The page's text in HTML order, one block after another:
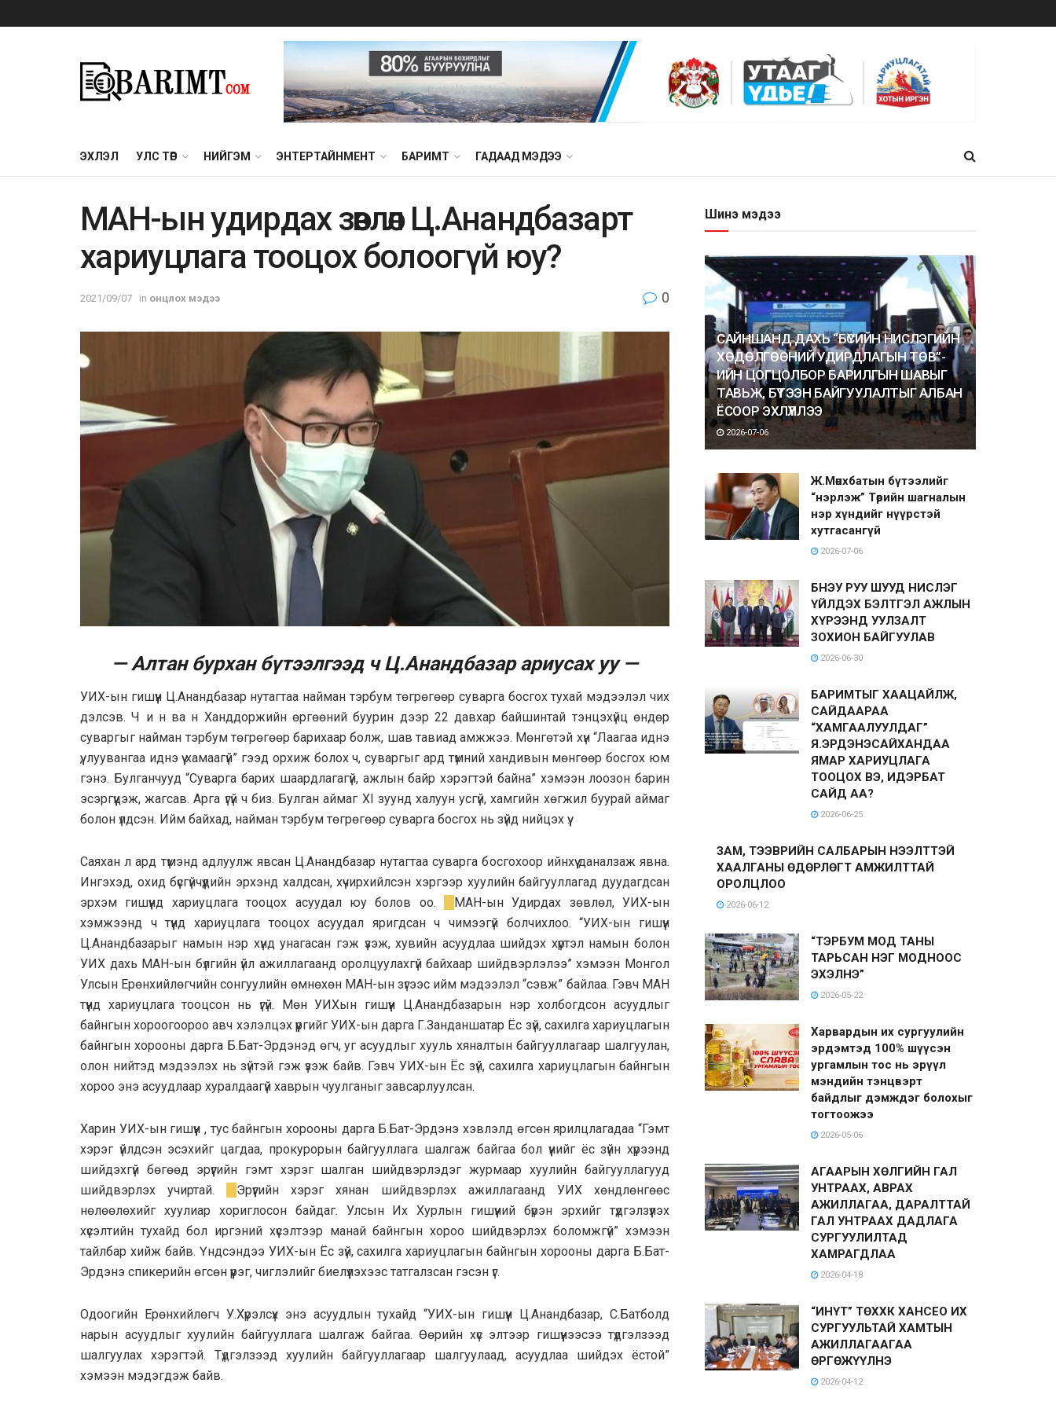
ЭХЛЭЛ УЛС ТӨР НИЙГЭМ ЭНТЕРТАЙНМЕНТ БАРИМТ ГАДААД МЭДЭЭ
МАН-ын удирдах зөвлөл Ц.Анандбазарт
хариуцлага тооцох болоогүй юу?
2021/09/07 in онцлох мэдээ 0
— Алтан бурхан бүтээлгээд ч Ц.Анандбазар ариусах уу —
УИХ-ын гишүүн Ц.Анандбазар нутагтаа найман тэрбум төгрөгөөр суварга босгох тухай мэдээлэл чих
дэлсэв. Ч и н ва н Ханддоржийн өргөөний буурин дээр 22 давхар байшинтай тэнцэхүйц өндөр
суваргыг найман тэрбум төгрөгөөр барихаар болж, шав тавиад амжжээ. Мөнгөтэй хүн “Лаагаа иднэ
үү, луувангаа иднэ үү хамаагүй” гээд орхиж болох ч, суваргыг ард түмний хандивын мөнгөөр босгох юм
гэнэ. Булганчууд “Суварга барих шаардлагагүй, ажлын байр хэрэгтэй байна” хэмээн лоозон барин
эсэргүүцэж, жагсав. Арга үгүй ч биз. Булган аймаг XI зуунд халуун усгүй, хамгийн хөгжил буурай аймаг
болон үлдсэн. Ийм байхад, найман тэрбум төгрөгөөр суварга босгох нь зүйд нийцэх үү.
Саяхан л ард түмэнд адлуулж явсан Ц.Анандбазар нутагтаа суварга босгохоор ийнхүү даналзаж явна.
Ингэхэд, охид бүсгүйчүүдийн эрхэнд халдсан, хүчирхийлсэн хэргээр хуулийн байгууллагад дуудагдсан
эрхэм гишүүнд хариуцлага тооцох асуудал юу болов оо.
МАН-ын Удирдах зөвлөл, УИХ-ын
хэмжээнд ч түүнд хариуцлага тооцох асуудал яригдсан ч чимээгүй болчихлоо. “УИХ-ын гишүүн
Ц.Анандбазарыг намын нэр хүнд унагасан гэж үзэж, хувийн асуудлаа шийдэх хүртэл намын болон
УИХ дахь МАН-ын бүлгийн үйл ажиллагаанд оролцуулахгүй байхаар шийдвэрлэлээ” хэмээн Монгол
Улсын Ерөнхийлөгчийн сонгуулийн өмнөхөн МАН-ын зүгээс ийм мэдээлэл “сэвж” байлаа. Гэвч МАН
түүнд хариуцлага тооцсон нь үгүй. Мөн УИХын гишүүн Ц.Анандбазарын нэр холбогдсон асуудлыг
байнгын хороогоороо авч хэлэлцэх үүргийг УИХ-ын дарга Г.Занданшатар Ёс зүй, сахилга хариуцлагын
байнгын хорооны дарга Б.Бат-Эрдэнэд өгч, уг асуудлыг хууль хяналтын байгууллагаар шалгуулан,
олон нийтэд мэдээлэх нь зүйтэй гэж үзэж байв. Гэвч УИХ-ын Ёс зүй, сахилга хариуцлагын байнгын
хороо энэ асуудлаар хуралдаагүй хаврын чуулганыг завсарлуулсан.
Харин УИХ-ын гишүүн , тус байнгын хорооны дарга Б.Бат-Эрдэнэ хэвлэлд өгсөн ярилцлагадаа “Гэмт
хэрэг үйлдсэн эсэхийг цагдаа, прокурорын байгууллага шалгаж байгаа бол үүнийг ёс зүйн хүрээнд
шийдэхгүй бөгөөд эрүүгийн гэмт хэрэг шалган шийдвэрлэдэг журмаар хуулийн байгууллагууд
шийдвэрлэх учиртай.
Эрүүгийн хэрэг хянан шийдвэрлэх ажиллагаанд УИХ хөндлөнгөөс
нөлөөлөхийг хуулиар хориглосон байдаг. Улсын Их Хурлын гишүүний бүрэн эрхийг түдгэлзүүлэх
хүсэлтийн тухайд бол иргэний хүсэлтээр манай байнгын хороо шийдвэрлэх боломжгүй” хэмээн
тайлбар хийж байв. Үндсэндээ УИХ-ын Ёс зүй, сахилга хариуцлагын байнгын хорооны дарга Б.Бат-
Эрдэнэ спикерийн өгсөн үүрэг, чиглэлийг биелүүлэхээс татгалзсан гэсэн үг.
Одоогийн Ерөнхийлөгч У.Хүрэлсүх энэ асуудлын тухайд “УИХ-ын гишүүн Ц.Анандбазар, С.Батболд
нарын асуудлыг хуулийн байгууллага шалгаж байгаа. Өөрийн хүс элтээр гишүүнээсээ түдгэлзээд
шалгуулах хэрэгтэй. Түдгэлзээд хуулийн байгууллагаар шалгуулаад, асуудлаа шийдэх ёстой”
хэмээн мэдэгдэж байв.
Шинэ мэдээ
САЙНШАНД ДАХЬ “БҮСИЙН НИСЛЭГИЙН
ХӨДӨЛГӨӨНИЙ УДИРДЛАГЫН ТӨВ”-
ИЙН ЦОГЦОЛБОР БАРИЛГЫН ШАВЫГ
ТАВЬЖ, БҮТЭЭН БАЙГУУЛАЛТЫГ АЛБАН
ЁСООР ЭХЛҮҮЛЛЭЭ
2026-07-06
Ж.Мөнхбатын бүтээлийг
“нэрлэж” Төрийн шагналын
нэр хүндийг нүүрстэй
хутгасангүй
2026-07-06
БНЭУ РУУ ШУУД НИСЛЭГ
ҮЙЛДЭХ БЭЛТГЭЛ АЖЛЫН
ХҮРЭЭНД УУЛЗАЛТ
ЗОХИОН БАЙГУУЛАВ
2026-06-30
БАРИМТЫГ ХААЦАЙЛЖ,
САЙДААРАА
“ХАМГААЛУУЛДАГ”
Я.ЭРДЭНЭСАЙХАНДАА
ЯМАР ХАРИУЦЛАГА
ТООЦОХ ВЭ, ИДЭРБАТ
САЙД АА?
2026-06-25
ЗАМ, ТЭЭВРИЙН САЛБАРЫН НЭЭЛТТЭЙ
ХААЛГАНЫ ӨДӨРЛӨГТ АМЖИЛТТАЙ
ОРОЛЦЛОО
2026-06-12
“ТЭРБУМ МОД ТАНЫ
ТАРЬСАН НЭГ МОДНООС
ЭХЭЛНЭ”
2026-05-22
Харвардын их сургуулийн
эрдэмтэд 100% шүүсэн
ургамлын тос нь эрүүл
мэндийн тэнцвэрт
байдлыг дэмждэг болохыг
тогтоожээ
2026-05-06
АГААРЫН ХӨЛГИЙН ГАЛ
УНТРААХ, АВРАХ
АЖИЛЛАГАА, ДАРАЛТТАЙ
ГАЛ УНТРААХ ДАДЛАГА
СУРГУУЛИЛТАД
ХАМРАГДЛАА
2026-04-18
“ИНҮТ” ТӨХХК ХАНСЕО ИХ
СУРГУУЛЬТАЙ ХАМТЫН
АЖИЛЛАГААГАА
ӨРГӨЖҮҮЛНЭ
2026-04-12